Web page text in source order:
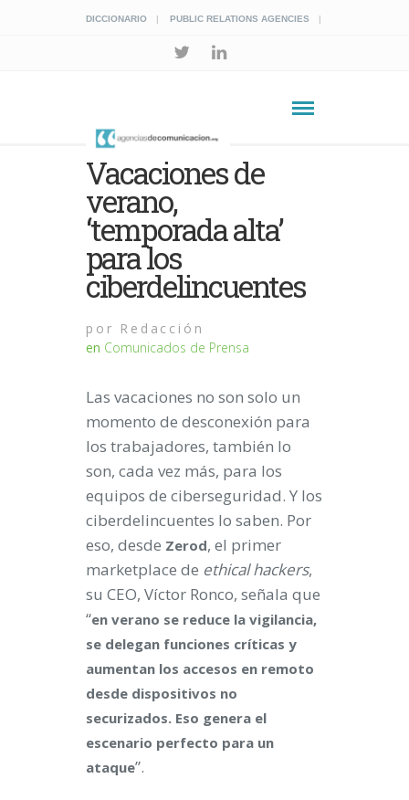
DICCIONARIO PUBLIC RELATIONS AGENCIES
Vacaciones de
verano,
‘temporada alta’
para los
ciberdelincuentes
por Redacción
en Comunicados de Prensa
Las vacaciones no son solo un
momento de desconexión para
los trabajadores, también lo
son, cada vez más, para los
equipos de ciberseguridad. Y los
ciberdelincuentes lo saben. Por
eso, desde Zerod, el primer
marketplace de ethical hackers,
su CEO, Víctor Ronco, señala que
“en verano se reduce la vigilancia,
se delegan funciones críticas y
aumentan los accesos en remoto
desde dispositivos no
securizados. Eso genera el
escenario perfecto para un
ataque”.